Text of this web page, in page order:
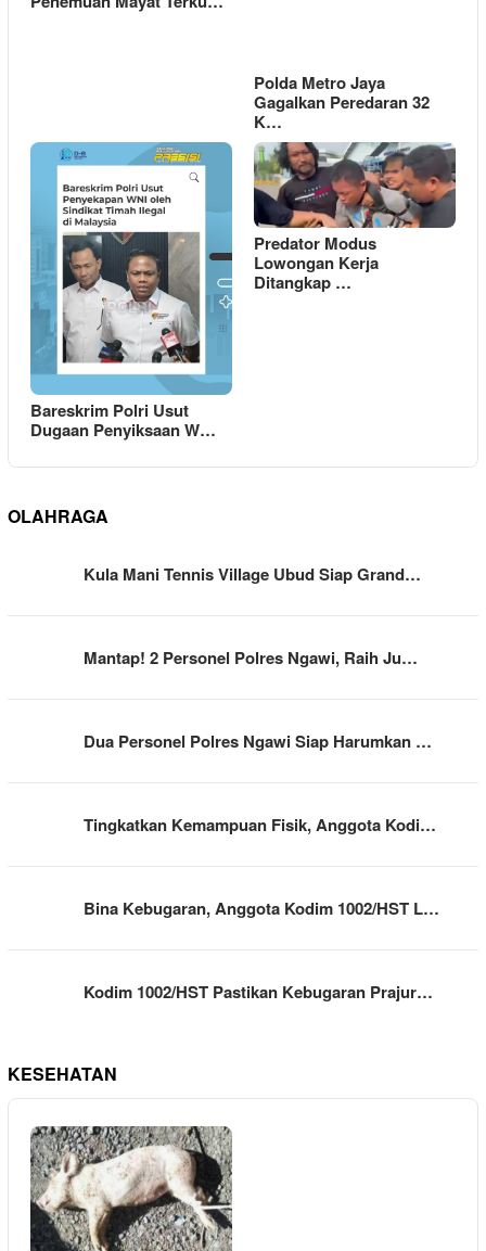
Polda Metro Jaya
Gagalkan Peredaran 32
K…
Bareskrim Polri Usut
Dugaan Penyiksaan W…
Predator Modus
Lowongan Kerja
Ditangkap …
OLAHRAGA
Kula Mani Tennis Village Ubud Siap Grand…
Mantap! 2 Personel Polres Ngawi, Raih Ju…
Dua Personel Polres Ngawi Siap Harumkan …
Tingkatkan Kemampuan Fisik, Anggota Kodi…
Bina Kebugaran, Anggota Kodim 1002/HST L…
Kodim 1002/HST Pastikan Kebugaran Prajur…
KESEHATAN